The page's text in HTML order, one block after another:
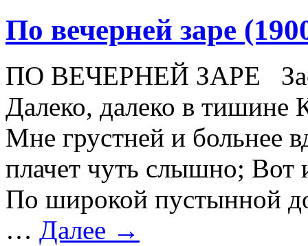
По вечерней заре
ПО ВЕЧЕРНЕЙ ЗАРЕ
Далеко, далеко в тишине
Мне грустней и больнее
плачет чуть слышно;
По широкой пустынной
… Далее →